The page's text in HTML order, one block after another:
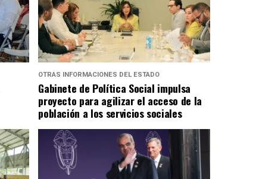
OTRAS INFORMACIONES DEL ESTADO
Gabinete de Política Social impulsa
proyecto para agilizar el acceso de la
población a los servicios sociales